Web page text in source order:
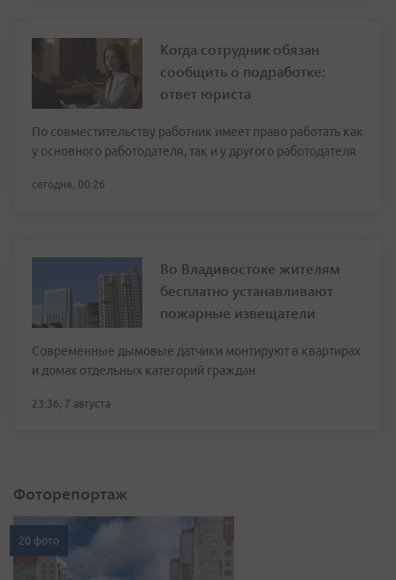
Когда сотрудник обязан
сообщить о подработке:
ответ юриста
По совместительству работник имеет право работать как
у основного работодателя, так и у другого работодателя
сегодня, 00:26
Во Владивостоке жителям
бесплатно устанавливают
пожарные извещатели
Современные дымовые датчики монтируют в квартирах
и домах отдельных категорий граждан
23:36, 7 августа
Фоторепортаж
20 фото